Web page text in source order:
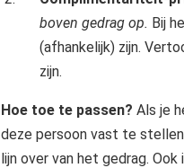
boven gedrag op. Bij
(afhankelijk) zijn.
zijn.
Hoe toe te passen? Als je
deze persoon vast te
lijn over van het gedrag.